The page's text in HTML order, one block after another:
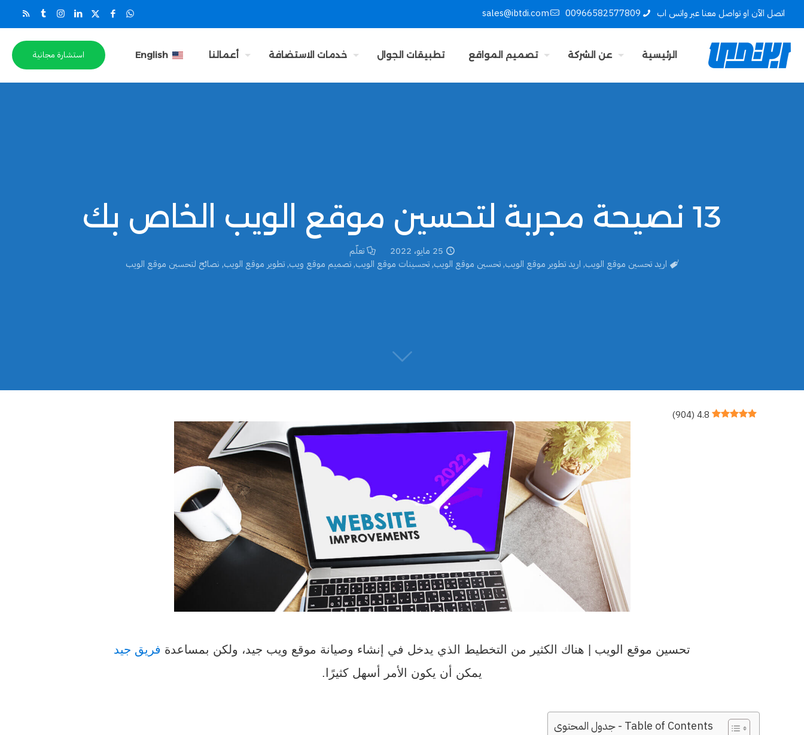
اتصل الآن او تواصل معنا عبر واتس اب 00966582577809
sales@ibtdi.com
الرئيسية عن الشركة تصميم المواقع تطبيقات الجوال خدمات الاستضافة أعمالنا English استشارة مجانية
13 نصيحة مجربة لتحسين موقع الويب الخاص بك
25 مايو، 2022
تعلّم
اريد تحسين موقع الويب, اريد تطوير موقع الويب, تحسين موقع الويب, تحسينات موقع الويب, تصميم موقع ويب, تطوير موقع الويب, نصائح لتحسين موقع الويب
4.8
(
904
)
تحسين موقع الويب | هناك الكثير من التخطيط الذي يدخل في إنشاء وصيانة موقع ويب جيد، ولكن بمساعدة فريق جيد
يمكن أن يكون الأمر أسهل كثيرًا.
Table of Contents - جدول المحتوى